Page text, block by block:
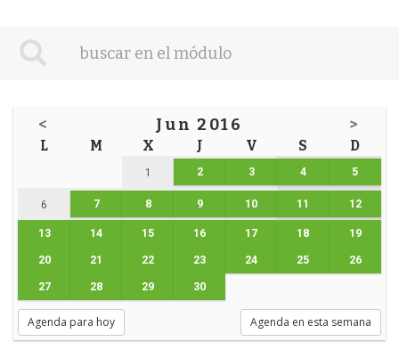
< Jun 2016 >
L M X J V S D
1 2 3 4 5
6 7 8 9 10 11 12
13 14 15 16 17 18 19
20 21 22 23 24 25 26
27 28 29 30
Agenda para hoy Agenda en esta semana